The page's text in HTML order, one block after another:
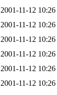
2001-11-12 10:26
2001-11-12 10:26
2001-11-12 10:26
2001-11-12 10:26
2001-11-12 10:26
2001-11-12 10:26